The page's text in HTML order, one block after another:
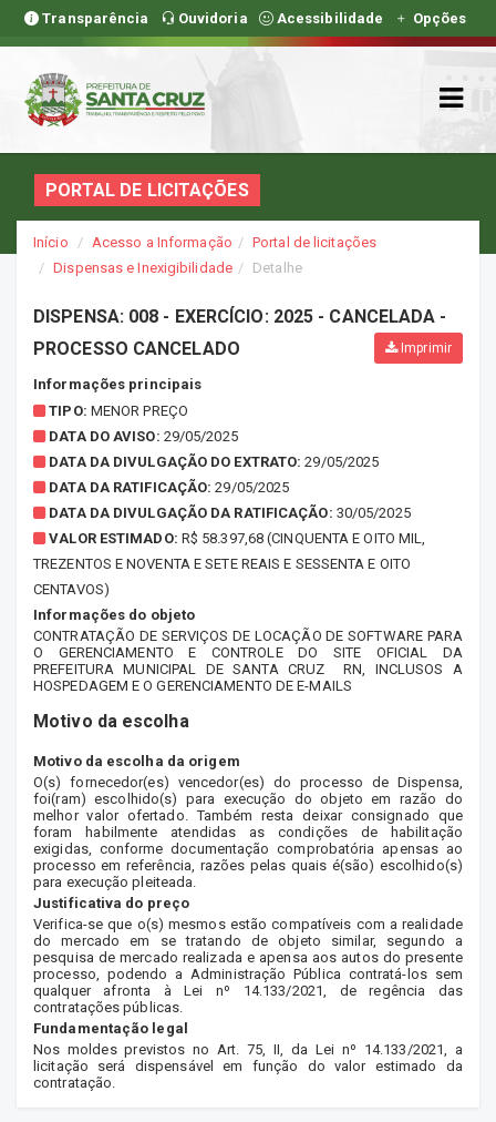
Transparência Ouvidoria Acessibilidade Opções
PORTAL DE LICITAÇÕES
Início Acesso a Informação
Portal de licitações
Dispensas e Inexigibilidade
Detalhe
DISPENSA: 008 - EXERCÍCIO: 2025 - CANCELADA -
PROCESSO CANCELADO
Imprimir
Informações principais
TIPO: MENOR PREÇO
DATA DO AVISO: 29/05/2025
DATA DA DIVULGAÇÃO DO EXTRATO: 29/05/2025
DATA DA RATIFICAÇÃO: 29/05/2025
DATA DA DIVULGAÇÃO DA RATIFICAÇÃO: 30/05/2025
VALOR ESTIMADO: R$ 58.397,68 (CINQUENTA E OITO MIL,
TREZENTOS E NOVENTA E SETE REAIS E SESSENTA E OITO
CENTAVOS)
Informações do objeto
CONTRATAÇÃO DE SERVIÇOS DE LOCAÇÃO DE SOFTWARE PARA
O GERENCIAMENTO E CONTROLE DO SITE OFICIAL DA
PREFEITURA MUNICIPAL DE SANTA CRUZ  RN, INCLUSOS A
HOSPEDAGEM E O GERENCIAMENTO DE E-MAILS
Motivo da escolha
Motivo da escolha da origem
O(s) fornecedor(es) vencedor(es) do processo de Dispensa,
foi(ram) escolhido(s) para execução do objeto em razão do
melhor valor ofertado. Também resta deixar consignado que
foram habilmente atendidas as condições de habilitação
exigidas, conforme documentação comprobatória apensas ao
processo em referência, razões pelas quais é(são) escolhido(s)
para execução pleiteada.
Justificativa do preço
Verifica-se que o(s) mesmos estão compatíveis com a realidade
do mercado em se tratando de objeto similar, segundo a
pesquisa de mercado realizada e apensa aos autos do presente
processo, podendo a Administração Pública contratá-los sem
qualquer afronta à Lei nº 14.133/2021, de regência das
contratações públicas.
Fundamentação legal
Nos moldes previstos no Art. 75, II, da Lei nº 14.133/2021, a
licitação será dispensável em função do valor estimado da
contratação.